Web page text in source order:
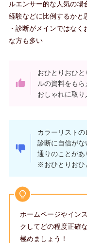
ルエンサー的な人気の
経験などに比例するかと
・診断がメインではな
な方も多い
おひとりおひ
ルの資料をもら
おしゃれに取
カラーリスト
診断に自信が
通りのことがあ
※おひとりおひ
ホームページやイン
クしてどの程度正確
極めましょう！